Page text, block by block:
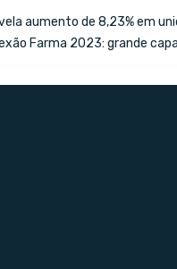
aumento de 8,23% em
Farma 2023: grande